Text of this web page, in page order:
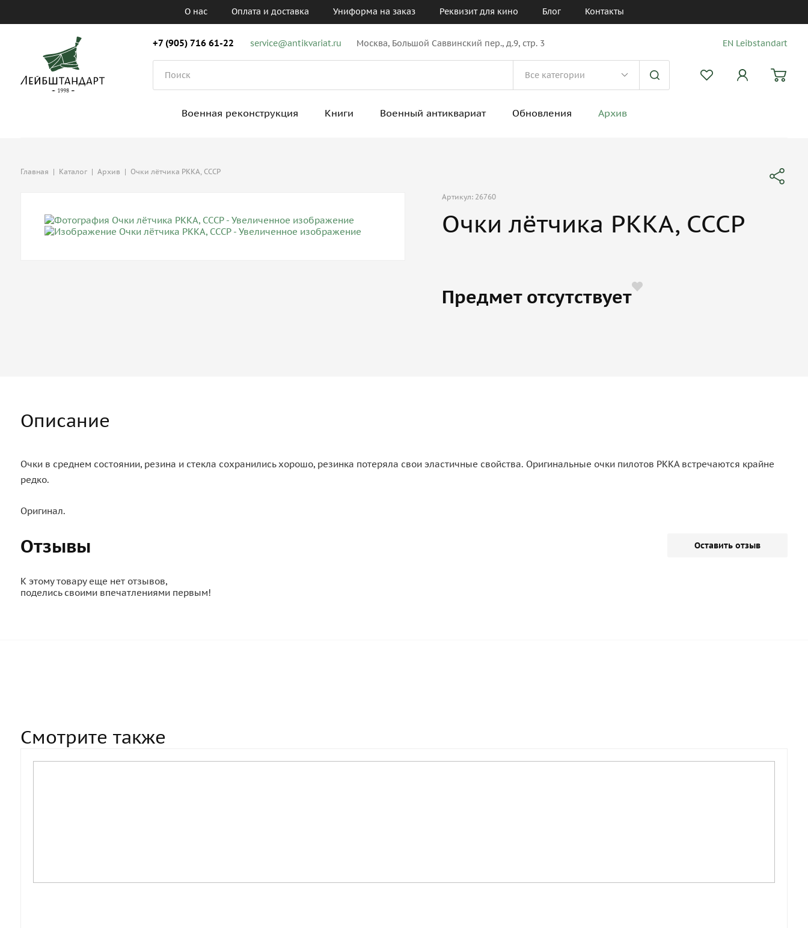
О нас Оплата и доставка Униформа на заказ Реквизит для кино Блог Контакты
+7 (905) 716 61-22 service@antikvariat.ru Москва, Большой Саввинский пер., д.9, стр. 3 EN Leibstandart
Военная реконструкция Книги Военный антиквариат Обновления Архив
Главная | Каталог | Архив | Очки лётчика РККА, СССР
Артикул: 26760
Очки лётчика РККА, СССР
Предмет отсутствует
Описание
Очки в среднем состоянии, резина и стекла сохранились хорошо, резинка потеряла свои эластичные свойства. Оригинальные очки пилотов РККА встречаются крайне
редко.
Оригинал.
Отзывы Оставить отзыв
К этому товару еще нет отзывов,
поделись своими впечатлениями первым!
Смотрите также